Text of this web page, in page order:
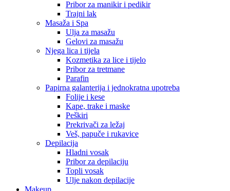
Pribor za manikir i pedikir
Trajni lak
Masaža i Spa
Ulja za masažu
Gelovi za masažu
Njega lica i tijela
Kozmetika za lice i tijelo
Pribor za tretmane
Parafin
Papirna galanterija i jednokratna upotreba
Folije i kese
Kape, trake i maske
Peškiri
Prekrivači za ležaj
Veš, papuče i rukavice
Depilacija
Hladni vosak
Pribor za depilaciju
Topli vosak
Ulje nakon depilacije